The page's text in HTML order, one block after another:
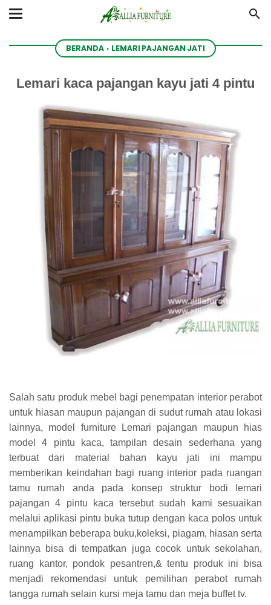
BERANDA › LEMARI PAJANGAN JATI
Lemari kaca pajangan kayu jati 4 pintu
Salah satu produk mebel bagi penempatan interior perabot
untuk hiasan maupun pajangan di sudut rumah atau lokasi
lainnya, model furniture Lemari pajangan maupun hias
model 4 pintu kaca, tampilan desain sederhana yang
terbuat dari material bahan kayu jati ini mampu
memberikan keindahan bagi ruang interior pada ruangan
tamu rumah anda pada konsep struktur bodi lemari
pajangan 4 pintu kaca tersebut sudah kami sesuaikan
melalui aplikasi pintu buka tutup dengan kaca polos untuk
menampilkan beberapa buku,koleksi, piagam, hiasan serta
lainnya bisa di tempatkan juga cocok untuk sekolahan,
ruang kantor, pondok pesantren,& tentu produk ini bisa
menjadi rekomendasi untuk pemilihan perabot rumah
tangga rumah selain kursi meja tamu dan meja buffet tv.